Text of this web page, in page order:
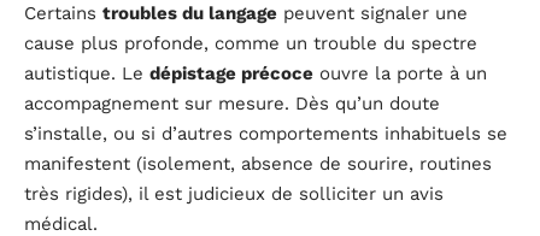
Certains troubles du langage peuvent signaler une
cause plus profonde, comme un trouble du spectre
autistique. Le dépistage précoce ouvre la porte à un
accompagnement sur mesure. Dès qu’un doute
s’installe, ou si d’autres comportements inhabituels se
manifestent (isolement, absence de sourire, routines
très rigides), il est judicieux de solliciter un avis
médical.